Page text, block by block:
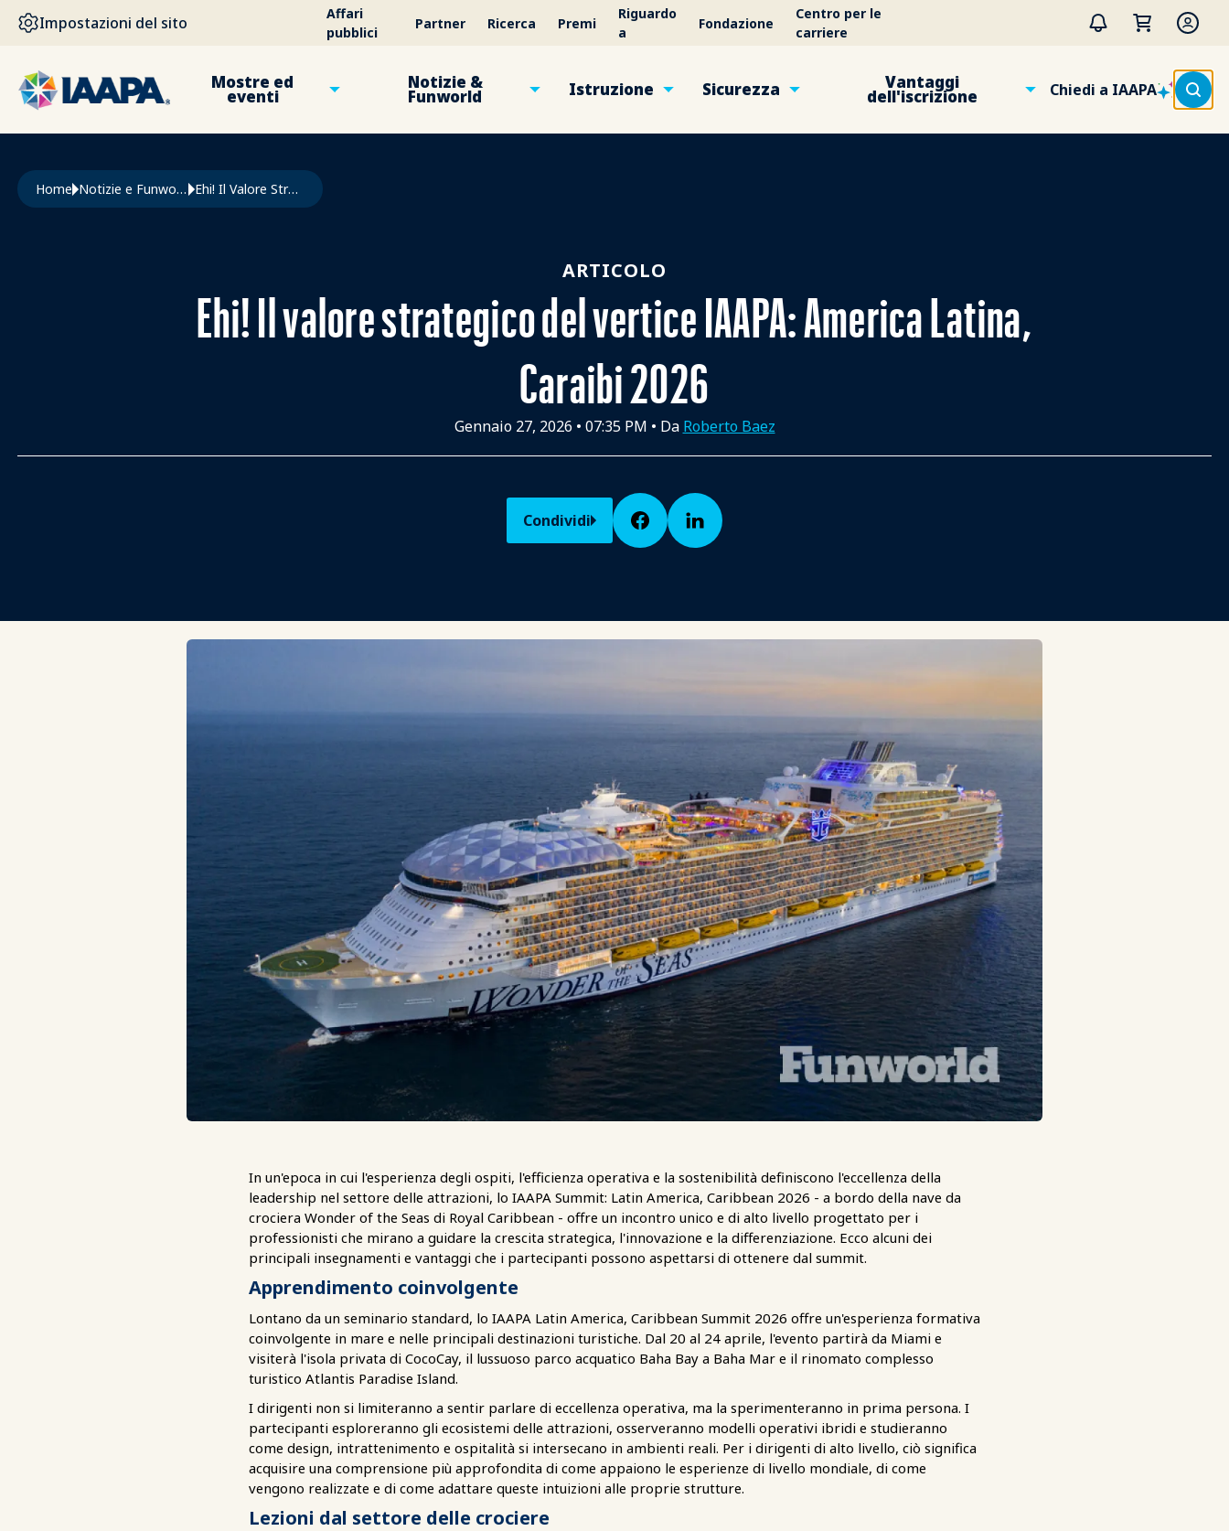
SALTA AL CONTENUTO PRINCIPALE
Impostazioni del sito
Affari
pubblici
Partner Ricerca Premi
Riguardo
a
Fondazione
Centro per le
carriere
Mostre ed
eventi
Notizie &
Funworld Istruzione Sicurezza Vantaggi
dell'iscrizione Chiedi a IAAPA
Briciole di pane
Home Notizie e Funworld Ehi! Il Valore Strategico del Vertice IAAPA: America Latina, Caraibi 2026
ARTICOLO
Ehi! Il valore strategico del vertice IAAPA: America Latina,
Caraibi 2026
Gennaio 27, 2026 • 07:35 PM • Da Roberto Baez
Condividi
In un'epoca in cui l'esperienza degli ospiti, l'efficienza operativa e la sostenibilità definiscono l'eccellenza della
leadership nel settore delle attrazioni, lo IAAPA Summit: Latin America, Caribbean 2026 - a bordo della nave da
crociera Wonder of the Seas di Royal Caribbean - offre un incontro unico e di alto livello progettato per i
professionisti che mirano a guidare la crescita strategica, l'innovazione e la differenziazione. Ecco alcuni dei
principali insegnamenti e vantaggi che i partecipanti possono aspettarsi di ottenere dal summit.
Apprendimento coinvolgente
Lontano da un seminario standard, lo IAAPA Latin America, Caribbean Summit 2026 offre un'esperienza formativa
coinvolgente in mare e nelle principali destinazioni turistiche. Dal 20 al 24 aprile, l'evento partirà da Miami e
visiterà l'isola privata di CocoCay, il lussuoso parco acquatico Baha Bay a Baha Mar e il rinomato complesso
turistico Atlantis Paradise Island.
I dirigenti non si limiteranno a sentir parlare di eccellenza operativa, ma la sperimenteranno in prima persona. I
partecipanti esploreranno gli ecosistemi delle attrazioni, osserveranno modelli operativi ibridi e studieranno
come design, intrattenimento e ospitalità si intersecano in ambienti reali. Per i dirigenti di alto livello, ciò significa
acquisire una comprensione più approfondita di come appaiono le esperienze di livello mondiale, di come
vengono realizzate e di come adattare queste intuizioni alle proprie strutture.
Lezioni dal settore delle crociere